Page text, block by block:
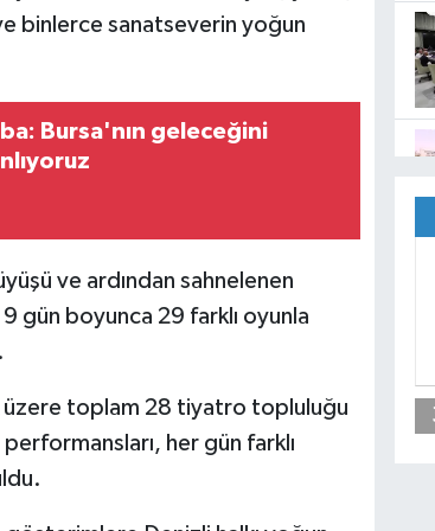
binlerce sanatseverin yoğun
Bursa'nın geleceğini
ve ardından sahnelenen
gün boyunca 29 farklı oyunla
üzere toplam 28 tiyatro topluluğu
her gün farklı